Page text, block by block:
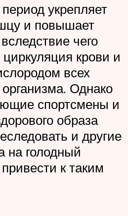
укрепляет
и повышает
чего
крови и
всех
Однако
спортсмены и
образа
и другие
на голодный
к таким